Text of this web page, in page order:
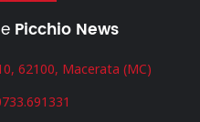
Picchio News
62100, Macerata (MC)